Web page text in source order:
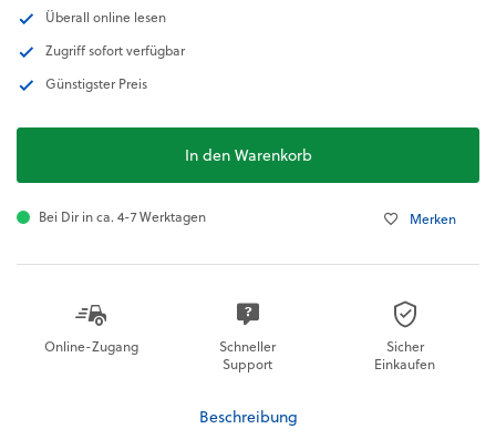
Überall online lesen
Zugriff sofort verfügbar
Günstigster Preis
In den Warenkorb
Bei Dir in ca. 4-7 Werktagen Merken
Online-Zugang
Schneller
Support
Sicher
Einkaufen
Beschreibung